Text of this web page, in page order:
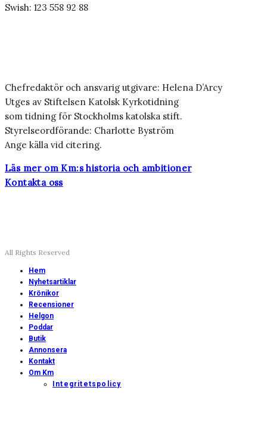
Swish: 123 558 92 88
Chefredaktör och ansvarig utgivare: Helena D’Arcy
Utges av Stiftelsen Katolsk Kyrkotidning
som tidning för Stockholms katolska stift.
Styrelseordförande: Charlotte Byström
Ange källa vid citering.
Läs mer om Km:s historia och ambitioner
Kontakta oss
All Rights Reserved
Hem
Nyhetsartiklar
Krönikor
Recensioner
Helgon
Poddar
Butik
Annonsera
Kontakt
Om Km
Integritetspolicy